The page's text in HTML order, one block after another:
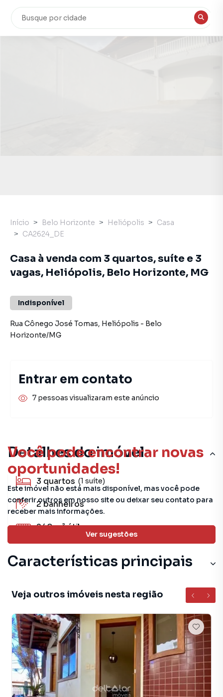
Você pode encontrar novas
oportunidades!
Este imóvel não está mais disponível, mas você pode
conferir outros em nosso site ou deixar seu contato para
receber mais informações.
Ver sugestões
Detalhes do imóvel
3 quartos (1 suíte)
2banheiros
240 m²útil
Características principais
Varanda
Aceita Pet
Cerâmica
Veja outros imóveis nesta região
Início Belo Horizonte Heliópolis
Casa
CA2624_DE
Casa à venda com 3 quartos, suíte e 3
vagas, Heliópolis, Belo Horizonte, MG
Indisponível
Rua Cônego José Tomas, Heliópolis - Belo
Horizonte/MG
Entrar em contato
7 pessoas visualizaram este anúncio